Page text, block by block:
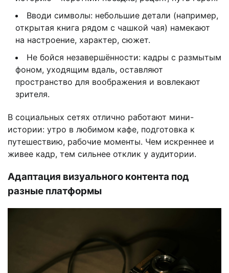
Вводи символы: небольшие детали (например,
открытая книга рядом с чашкой чая) намекают
на настроение, характер, сюжет.
Не бойся незавершённости: кадры с размытым
фоном, уходящим вдаль, оставляют
пространство для воображения и вовлекают
зрителя.
В социальных сетях отлично работают мини-
истории: утро в любимом кафе, подготовка к
путешествию, рабочие моменты. Чем искреннее и
живее кадр, тем сильнее отклик у аудитории.
Адаптация визуального контента под
разные платформы